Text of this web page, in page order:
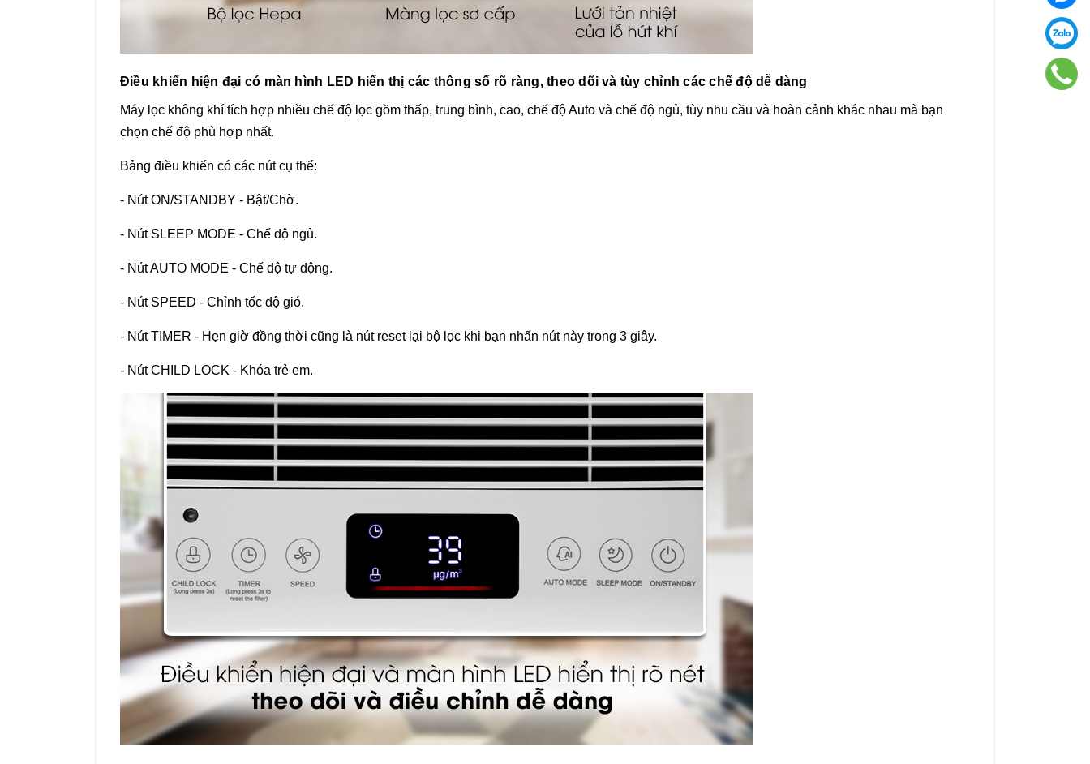
Điều khiển hiện đại có màn hình LED hiển thị các thông số rõ ràng, theo dõi và tùy chỉnh các chế độ dễ dàng
Máy lọc không khí tích hợp nhiều chế độ lọc gồm thấp, trung bình, cao, chế độ Auto và chế độ ngủ, tùy nhu cầu và hoàn cảnh khác nhau mà bạn
chọn chế độ phù hợp nhất.
Bảng điều khiển có các nút cụ thể:
- Nút ON/STANDBY - Bật/Chờ.
- Nút SLEEP MODE - Chế độ ngủ.
- Nút AUTO MODE - Chế độ tự động.
- Nút SPEED - Chỉnh tốc độ gió.
- Nút TIMER - Hẹn giờ đồng thời cũng là nút reset lại bộ lọc khi bạn nhấn nút này trong 3 giây.
- Nút CHILD LOCK - Khóa trẻ em.